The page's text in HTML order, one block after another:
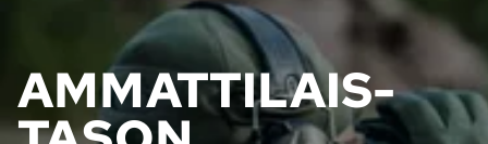
AMMATTI­LAIS­